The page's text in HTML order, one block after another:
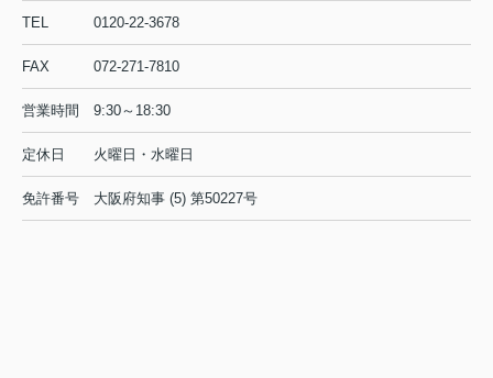
TEL 0120-22-3678
FAX 072-271-7810
営業時間 9:30～18:30
定休日 火曜日・水曜日
免許番号 大阪府知事 (5) 第50227号